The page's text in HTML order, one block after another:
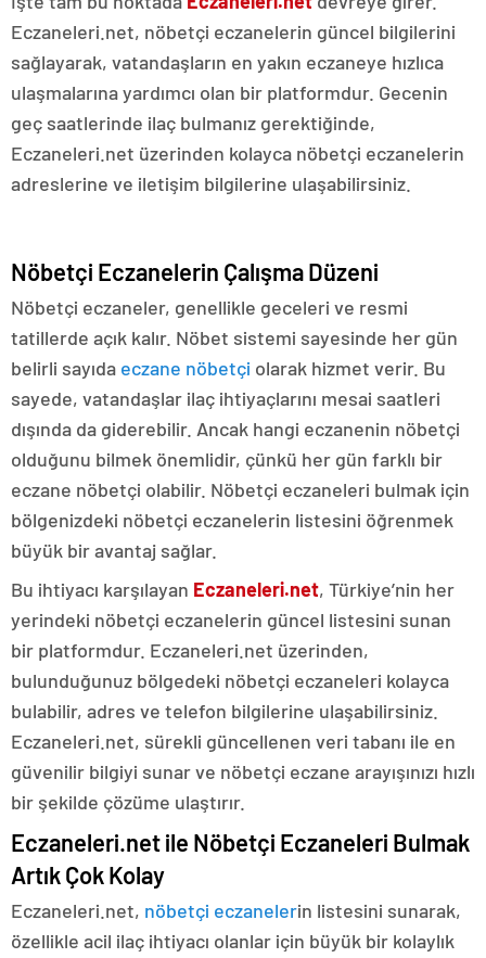
Eczaneleri.net, nöbetçi eczanelerin güncel bilgilerini
sağlayarak, vatandaşların en yakın eczaneye hızlıca
ulaşmalarına yardımcı olan bir platformdur. Gecenin
geç saatlerinde ilaç bulmanız gerektiğinde,
Eczaneleri.net üzerinden kolayca nöbetçi eczanelerin
adreslerine ve iletişim bilgilerine ulaşabilirsiniz.
Nöbetçi Eczanelerin Çalışma Düzeni
Nöbetçi eczaneler, genellikle geceleri ve resmi
tatillerde açık kalır. Nöbet sistemi sayesinde her gün
belirli sayıda eczane nöbetçi olarak hizmet verir. Bu
sayede, vatandaşlar ilaç ihtiyaçlarını mesai saatleri
dışında da giderebilir. Ancak hangi eczanenin nöbetçi
olduğunu bilmek önemlidir, çünkü her gün farklı bir
eczane nöbetçi olabilir. Nöbetçi eczaneleri bulmak için
bölgenizdeki nöbetçi eczanelerin listesini öğrenmek
büyük bir avantaj sağlar.
Bu ihtiyacı karşılayan Eczaneleri.net, Türkiye’nin her
yerindeki nöbetçi eczanelerin güncel listesini sunan
bir platformdur. Eczaneleri.net üzerinden,
bulunduğunuz bölgedeki nöbetçi eczaneleri kolayca
bulabilir, adres ve telefon bilgilerine ulaşabilirsiniz.
Eczaneleri.net, sürekli güncellenen veri tabanı ile en
güvenilir bilgiyi sunar ve nöbetçi eczane arayışınızı hızlı
bir şekilde çözüme ulaştırır.
Eczaneleri.net ile Nöbetçi Eczaneleri Bulmak
Artık Çok Kolay
Eczaneleri.net, nöbetçi eczanelerin listesini sunarak,
özellikle acil ilaç ihtiyacı olanlar için büyük bir kolaylık